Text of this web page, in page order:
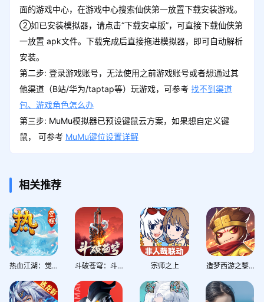
面的游戏中心，在游戏中心搜索仙侠第一放置下载安装游戏。
②如已安装模拟器，请点击“下载安卓版”，可直接下载仙侠第
一放置 apk文件。下载完成后直接拖进模拟器，即可自动解析
安装。
第二步: 登录游戏账号，无法使用之前游戏账号或者想通过其
他渠道（B站/华为/taptap等）玩游戏，可参考 找不到渠道
包、游戏角色怎么办
第三步: MuMu模拟器已预设键鼠云方案，如果想自定义键
鼠， 可参考 MuMu键位设置详解
相关推荐
热血江湖：觉醒 斗破苍穹：斗帝之路 宗师之上 造梦西游之黎尤浩劫篇